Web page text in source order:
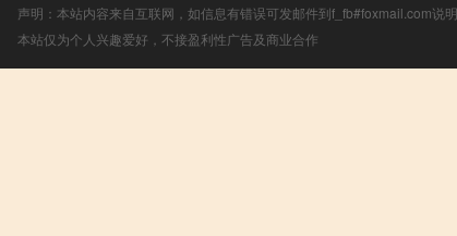
声明：本站内容来自互联网，如信息有错误可发邮件到f_fb#foxmail.com说
本站仅为个人兴趣爱好，不接盈利性广告及商业合作